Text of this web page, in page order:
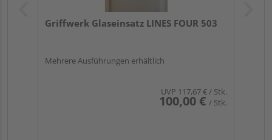
Griffwerk Glaseinsatz LINES FOUR 503
Mehrere Ausführungen erhältlich
UVP 117,67 €/ Stk.
100,00 € / Stk.